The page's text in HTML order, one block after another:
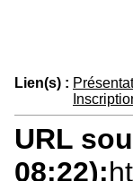
Lien(s) :
URL
08:22):